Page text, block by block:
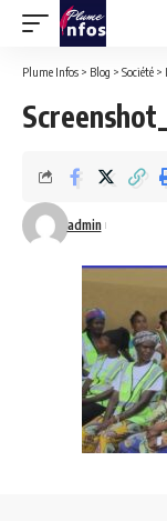
Plume Infos > Blog > Société >
admin